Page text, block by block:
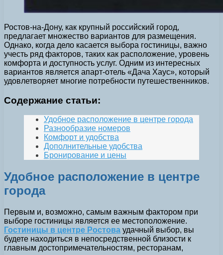
Ростов-на-Дону, как крупный российский город,
предлагает множество вариантов для размещения.
Однако, когда дело касается выбора гостиницы, важно
учесть ряд факторов, таких как расположение, уровень
комфорта и доступность услуг. Одним из интересных
вариантов является апарт-отель «Дача Хаус», который
удовлетворяет многие потребности путешественников.
Содержание статьи:
Удобное расположение в центре города
Разнообразие номеров
Комфорт и удобства
Дополнительные удобства
Бронирование и цены
Удобное расположение в центре
города
Первым и, возможно, самым важным фактором при
выборе гостиницы является ее местоположение.
Гостиницы в центре Ростова удачный выбор, вы
будете находиться в непосредственной близости к
главным достопримечательностям, ресторанам,